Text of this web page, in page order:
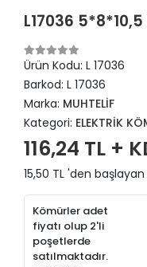
L17036 5*8*10,5
Ürün Kodu: L 17036
Barkod: L 17036
Marka: MUHTELİF
Kategori: ELEKTRİK
116,24 TL +
15,50 TL 'den
Kömürler adet
fiyatı olup 2'li
poşetlerde
satılmaktadır.